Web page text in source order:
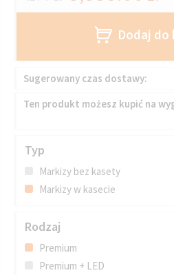
Dodaj do
Sugerowany czas dostawy:
Ten produkt możesz kupić na
Typ
Markizy bez kasety
Markizy w kasecie
Rodzaj
Premium
Premium + LED